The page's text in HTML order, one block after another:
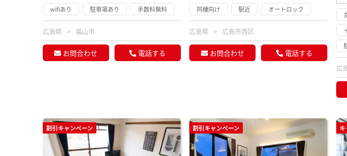
wifiあり
駐車場あり 手数料無料
広島県 福山市
お問合わせ 電話する
同棲向け
駅近 オートロック
広島県 広島市西区
お問合わせ 電話する
広
割引キャンペーン 割引キャンペーン